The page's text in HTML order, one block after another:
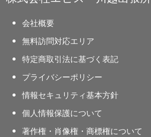
会社概要
無料訪問対応エリア
特定商取引法に基づく表記
プライバシーポリシー
情報セキュリティ基本方針
個人情報保護について
著作権・肖像権・商標権について